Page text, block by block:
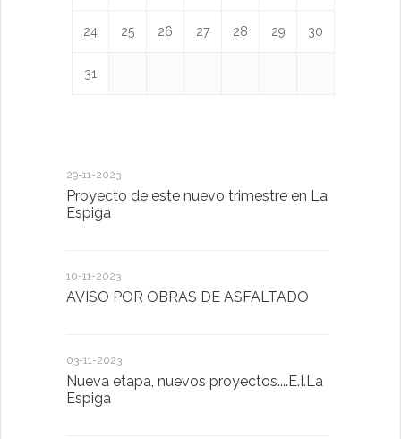
24 25 26 27 28 29 30
31
29-11-2023
Proyecto de este nuevo trimestre en La
Espiga
10-11-2023
AVISO POR OBRAS DE ASFALTADO
03-11-2023
Nueva etapa, nuevos proyectos....E.I.La
Espiga